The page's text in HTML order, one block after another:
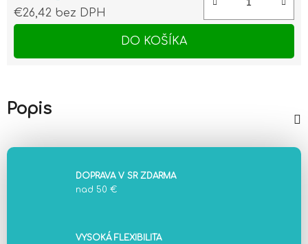
€26,42 bez DPH
DO KOŠÍKA
Popis
DOPRAVA V SR ZDARMA
nad 50 €
VYSOKÁ FLEXIBILITA